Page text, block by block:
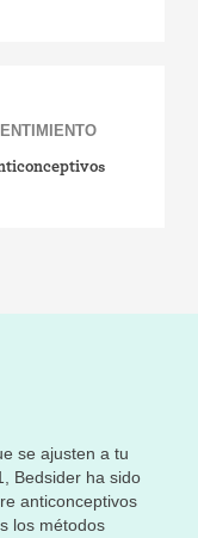
se ajusten a tu
Bedsider ha sido
anticonceptivos
los métodos